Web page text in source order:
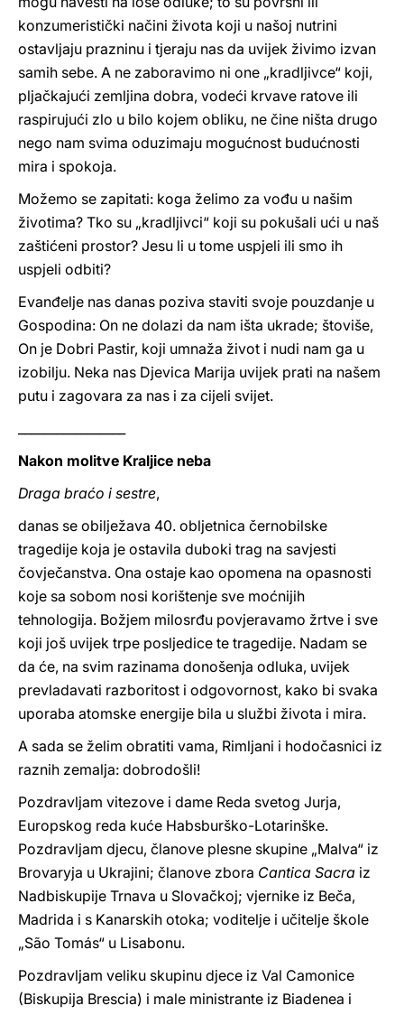
konzumeristički načini života koji u našoj nutrini
ostavljaju prazninu i tjeraju nas da uvijek živimo izvan
samih sebe. A ne zaboravimo ni one „kradljivce“ koji,
pljačkajući zemljina dobra, vodeći krvave ratove ili
raspirujući zlo u bilo kojem obliku, ne čine ništa drugo
nego nam svima oduzimaju mogućnost budućnosti
mira i spokoja.
Možemo se zapitati: koga želimo za vođu u našim
životima? Tko su „kradljivci“ koji su pokušali ući u naš
zaštićeni prostor? Jesu li u tome uspjeli ili smo ih
uspjeli odbiti?
Evanđelje nas danas poziva staviti svoje pouzdanje u
Gospodina: On ne dolazi da nam išta ukrade; štoviše,
On je Dobri Pastir, koji umnaža život i nudi nam ga u
izobilju. Neka nas Djevica Marija uvijek prati na našem
putu i zagovara za nas i za cijeli svijet.
Nakon molitve Kraljice neba
Draga braćo i sestre,
danas se obilježava 40. obljetnica černobilske
tragedije koja je ostavila duboki trag na savjesti
čovječanstva. Ona ostaje kao opomena na opasnosti
koje sa sobom nosi korištenje sve moćnijih
tehnologija. Božjem milosrđu povjeravamo žrtve i sve
koji još uvijek trpe posljedice te tragedije. Nadam se
da će, na svim razinama donošenja odluka, uvijek
prevladavati razboritost i odgovornost, kako bi svaka
uporaba atomske energije bila u službi života i mira.
A sada se želim obratiti vama, Rimljani i hodočasnici iz
raznih zemalja: dobrodošli!
Pozdravljam vitezove i dame Reda svetog Jurja,
Europskog reda kuće Habsburško-Lotarinške.
Pozdravljam djecu, članove plesne skupine „Malva“ iz
Brovaryja u Ukrajini; članove zbora Cantica Sacra iz
Nadbiskupije Trnava u Slovačkoj; vjernike iz Beča,
Madrida i s Kanarskih otoka; voditelje i učitelje škole
„São Tomás“ u Lisabonu.
Pozdravljam veliku skupinu djece iz Val Camonice
(Biskupija Brescia) i male ministrante iz Biadenea i